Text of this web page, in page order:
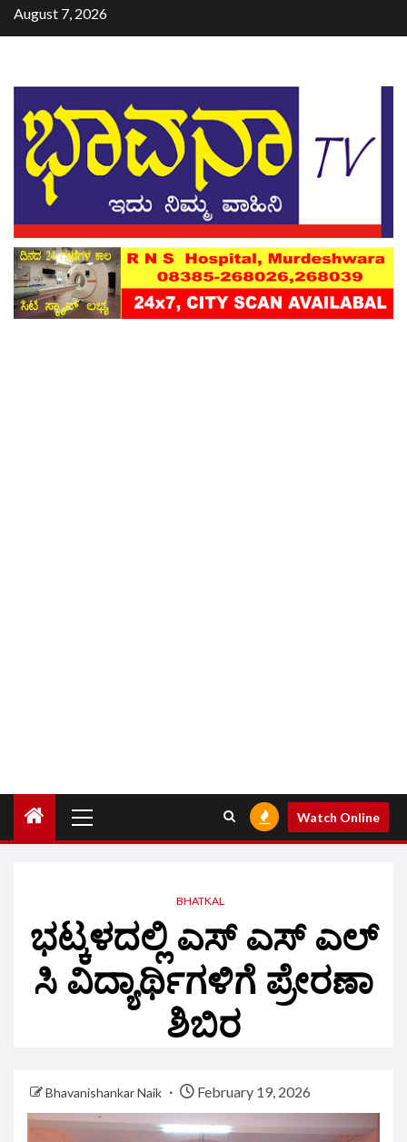
August 7, 2026
Watch Online
BHATKAL
ಭಟ್ಕಳದಲ್ಲಿ ಎಸ್ ಎಸ್ ಎಲ್
ಸಿ ವಿದ್ಯಾರ್ಥಿಗಳಿಗೆ ಪ್ರೇರಣಾ
ಶಿಬಿರ
Bhavanishankar Naik February 19, 2026